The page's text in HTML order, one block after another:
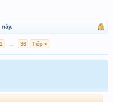
này.
→ 36 Tiếp >